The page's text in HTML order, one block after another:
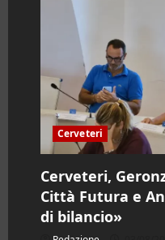
Cerveteri
Cerveteri,
Città Futura e
di bilancio»